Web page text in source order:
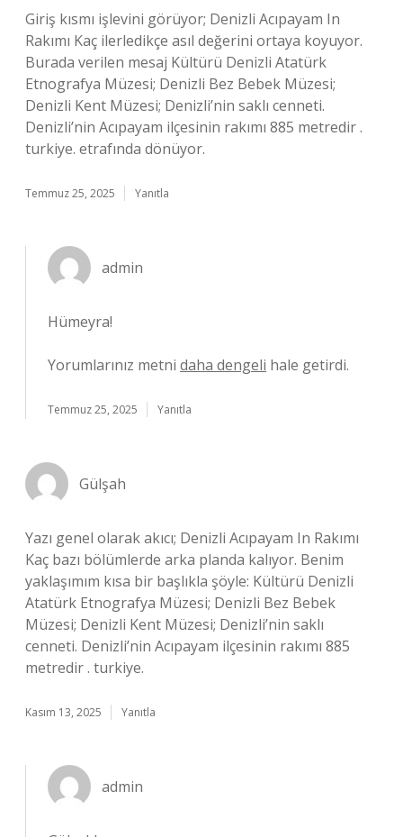
Giriş kısmı işlevini görüyor; Denizli Acıpayam In
Rakımı Kaç ilerledikçe asıl değerini ortaya koyuyor.
Burada verilen mesaj Kültürü Denizli Atatürk
Etnografya Müzesi; Denizli Bez Bebek Müzesi;
Denizli Kent Müzesi; Denizli’nin saklı cenneti.
Denizli’nin Acıpayam ilçesinin rakımı 885 metredir .
turkiye. etrafında dönüyor.
Temmuz 25, 2025 Yanıtla
admin
Hümeyra!
Yorumlarınız metni daha dengeli hale getirdi.
Temmuz 25, 2025 Yanıtla
Gülşah
Yazı genel olarak akıcı; Denizli Acıpayam In Rakımı
Kaç bazı bölümlerde arka planda kalıyor. Benim
yaklaşımım kısa bir başlıkla şöyle: Kültürü Denizli
Atatürk Etnografya Müzesi; Denizli Bez Bebek
Müzesi; Denizli Kent Müzesi; Denizli’nin saklı
cenneti. Denizli’nin Acıpayam ilçesinin rakımı 885
metredir . turkiye.
Kasım 13, 2025 Yanıtla
admin